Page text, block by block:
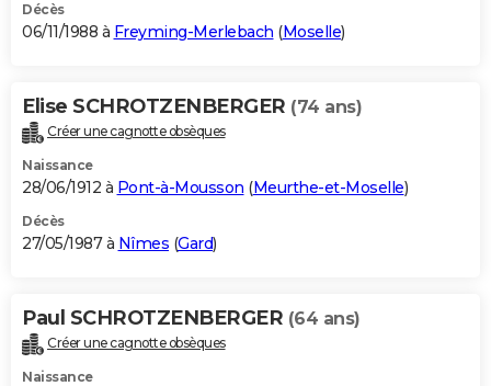
Décès
06/11/1988 à Freyming-Merlebach (Moselle)
Elise SCHROTZENBERGER (74 ans)
Créer une cagnotte obsèques
Naissance
28/06/1912 à Pont-à-Mousson (Meurthe-et-Moselle)
Décès
27/05/1987 à Nîmes (Gard)
Paul SCHROTZENBERGER (64 ans)
Créer une cagnotte obsèques
Naissance